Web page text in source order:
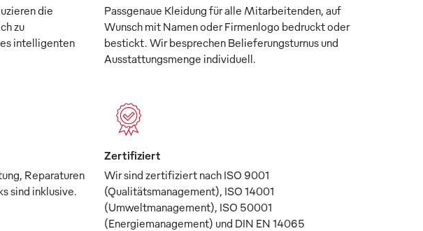
die
zu
intelligenten
Passgenaue Kleidung für alle Mitarbeitenden, auf
Wunsch mit Namen oder Firmenlogo bedruckt oder
bestickt. Wir besprechen Belieferungsturnus und
Ausstattungsmenge individuell.
Reparaturen
sind inklusive.
Zertifiziert
Wir sind zertifiziert nach ISO 9001
(Qualitätsmanagement), ISO 14001
(Umweltmanagement), ISO 50001
(Energiemanagement) und DIN EN 14065